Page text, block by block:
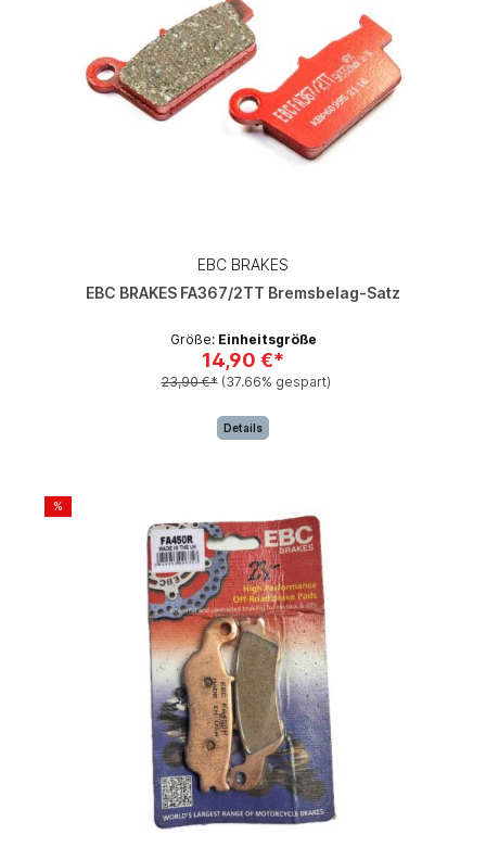
EBC BRAKES
EBC BRAKES FA367/2TT Bremsbelag-Satz
Größe: Einheitsgröße
14,90 €*
23,90 €* (37.66% gespart)
Details
%